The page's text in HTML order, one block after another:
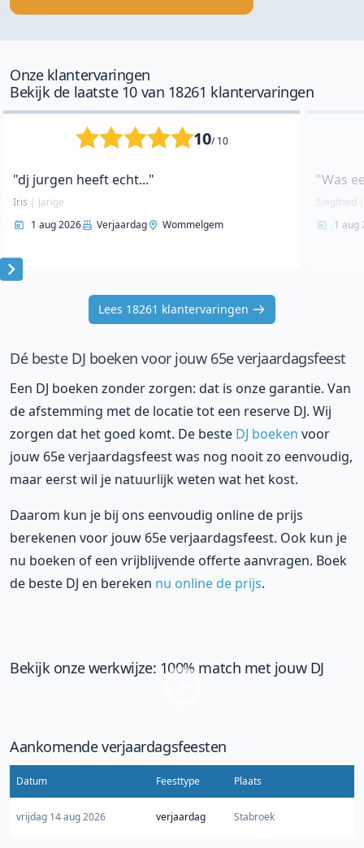
Onze klantervaringen
Bekijk de laatste 10 van 18261 klantervaringen
10/ 10
"dj jurgen heeft echt..."
Iris | Jarige
1 aug 2026
Verjaardag Wommelgem
"Was
Siegfried
1 aug
Item
Lees 18261 klantervaringen
Dé beste DJ boeken voor jouw 65e verjaardagsfeest
Een DJ boeken zonder zorgen: dat is onze garantie. Van
de afstemming met de locatie tot een reserve DJ. Wij
zorgen dat het goed komt. De beste DJ boeken voor
jouw 65e verjaardagsfeest was nog nooit zo eenvoudig,
maar eerst wil je natuurlijk weten wat het kost.
Daarom kun je bij ons eenvoudig online de prijs
berekenen voor jouw 65e verjaardagsfeest. Ook kun je
nu boeken of een vrijblijvende offerte aanvragen. Boek
de beste DJ en bereken nu online de prijs.
Bekijk onze werkwijze: 100% match met jouw DJ
Aankomende verjaardagsfeesten
Datum Feesttype Plaats
vrijdag 14 aug 2026 verjaardag Stabroek